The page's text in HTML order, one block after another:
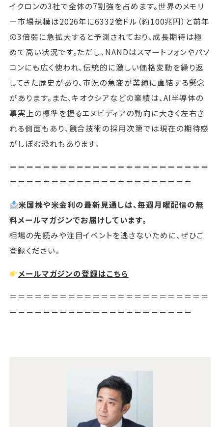
イクロンの3社で全体の7割強を占めます。世界のメモリ
ー市場規模は2026年に6332億ドル（約100兆円）と前年
の3倍弱に急拡大すると予測されており、成長期待は極
めて高い状況です。ただし、NANDはスマートフォンやパソ
コンにも広く使われ、伝統的に激しい価格変動を繰り返
してきた歴史があり、市況の急変が業績に直結する懸念
があります。また、キオクシアなどの業績は、AI半導体の
事実上の標準を握るエヌビディアの動向に大きく左右さ
れる側面もあり、競合技術の採用次第では現在の期待感
がしぼむ恐れもあります。
＝＝＝＝＝＝＝＝＝＝＝＝＝＝＝＝＝＝＝＝＝＝＝＝
＝＝＝＝＝＝＝＝＝＝＝＝＝＝＝＝＝＝＝＝＝＝
米国株や米金利の最新見通しは、毎週月曜配信の無
料メールマガジンでお届けしています。
相場の先読みや注目イベントを逃さないために、ぜひご
登録ください。
メールマガジンの登録はこちら
＝＝＝＝＝＝＝＝＝＝＝＝＝＝＝＝＝＝＝＝＝＝＝＝
＝＝＝＝＝＝＝＝＝＝＝＝＝＝＝＝＝＝＝＝＝＝